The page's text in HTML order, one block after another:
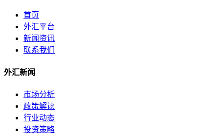
首页
外汇平台
新闻资讯
联系我们
外汇新闻
市场分析
政策解读
行业动态
投资策略